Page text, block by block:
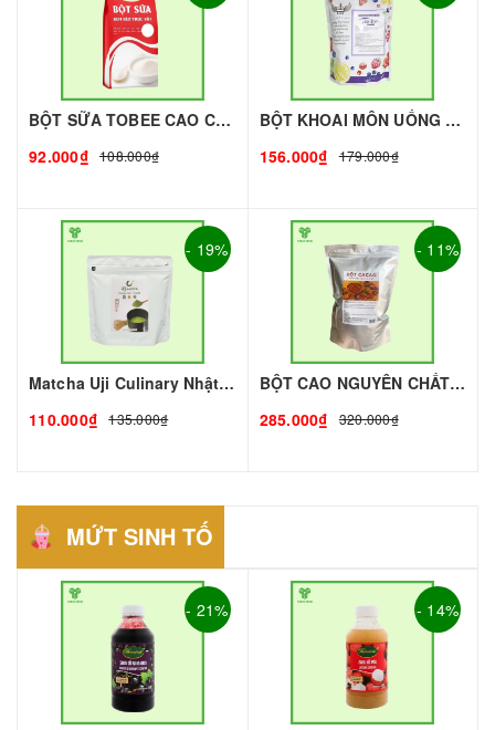
BỘT SỮA TOBEE CAO CẤP - 1KG | NGUYÊN LIỆU PHA CHẾ
92.000₫ 108.000₫
BỘT KHOAI MÔN UỐNG KING - 1kg - KING | Nguyên liệu pha chế - TOBEE FOOD
156.000₫
179.000₫
- 19%
Matcha Uji Culinary Nhật gói 100gr | Nguyên liệu pha chế - TOBEE FOOD
110.000₫
135.000₫
- 11%
BỘT CAO NGUYÊN CHẤT THƯỢNG HẠNG - 1KG I TOBEE FOOD
285.000₫
320.000₫
MỨT SINH TỐ
- 21% - 14%